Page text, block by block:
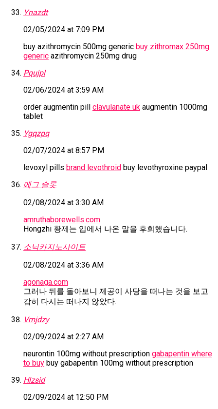
Ynazdt
02/05/2024 at 7:09 PM
buy azithromycin 500mg generic buy zithromax 250mg
generic azithromycin 250mg drug
Pqujpl
02/06/2024 at 3:59 AM
order augmentin pill clavulanate uk augmentin 1000mg
tablet
Ygqzpq
02/07/2024 at 8:57 PM
levoxyl pills brand levothroid buy levothyroxine paypal
에그 슬롯
02/08/2024 at 3:30 AM
amruthaborewells.com
Hongzhi 황제는 입에서 나온 말을 후회했습니다.
소닉카지노사이트
02/08/2024 at 3:36 AM
agonaga.com
그러나 뒤를 돌아보니 제공이 사당을 떠나는 것을 보고
감히 다시는 떠나지 않았다.
Vmjdzy
02/09/2024 at 2:27 AM
neurontin 100mg without prescription gabapentin where
to buy buy gabapentin 100mg without prescription
Hlzsid
02/09/2024 at 12:50 PM